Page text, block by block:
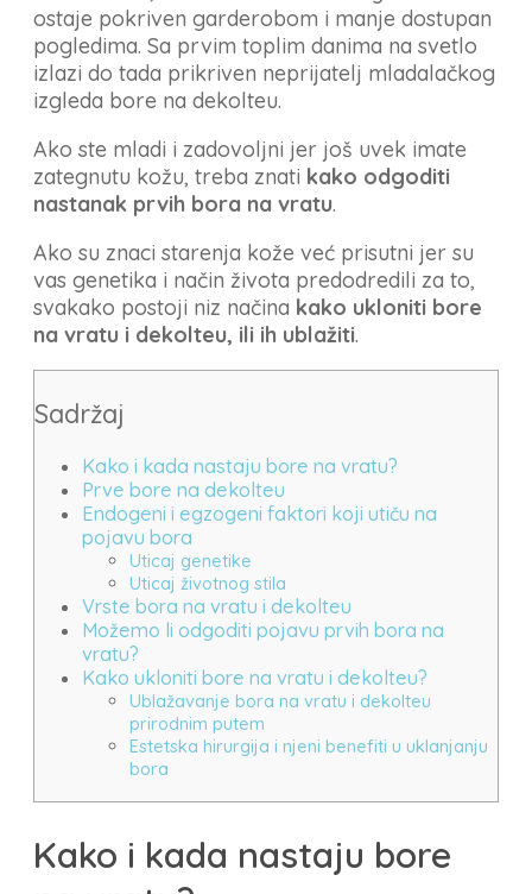
ostaje pokriven garderobom i manje dostupan
pogledima. Sa prvim toplim danima na svetlo
izlazi do tada prikriven neprijatelj mladalačkog
izgleda bore na dekolteu.
Ako ste mladi i zadovoljni jer još uvek imate
zategnutu kožu, treba znati kako odgoditi
nastanak prvih bora na vratu.
Ako su znaci starenja kože već prisutni jer su
vas genetika i način života predodredili za to,
svakako postoji niz načina kako ukloniti bore
na vratu i dekolteu, ili ih ublažiti.
Sadržaj
Kako i kada nastaju bore na vratu?
Prve bore na dekolteu
Endogeni i egzogeni faktori koji utiču na
pojavu bora
Uticaj genetike
Uticaj životnog stila
Vrste bora na vratu i dekolteu
Možemo li odgoditi pojavu prvih bora na
vratu?
Kako ukloniti bore na vratu i dekolteu?
Ublažavanje bora na vratu i dekolteu
prirodnim putem
Estetska hirurgija i njeni benefiti u uklanjanju
bora
Kako i kada nastaju bore